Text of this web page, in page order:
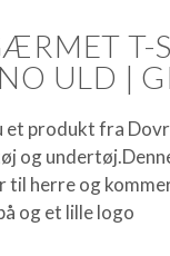
T-
ULD |
et produkt fra
og
til herre og
og et lille logo